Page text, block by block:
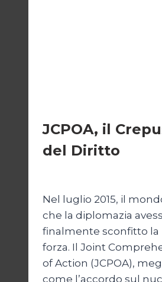
JCPOA, il
del Diritto
Nel luglio 2015, il
che la diplomazia
finalmente sconfitto la
forza. Il Joint
of Action (JCPOA),
come l’accordo sul